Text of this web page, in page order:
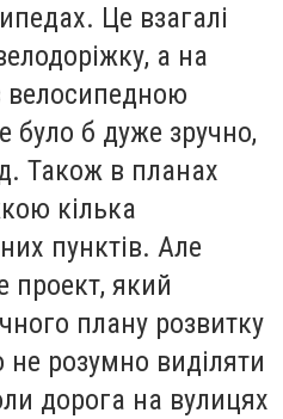
Це взагалі
а на
велосипедною
було б дуже зручно,
Також в планах
кілька
пунктів. Але
який
плану розвитку
розумно виділяти
дорога на вулицях